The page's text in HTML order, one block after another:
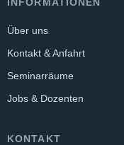
INFORMATIONEN
Über uns
Kontakt & Anfahrt
Seminarräume
Jobs & Dozenten
KONTAKT